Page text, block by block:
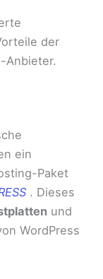
der
Anbieter.
ein
Paket
. Dieses
und
WordPress